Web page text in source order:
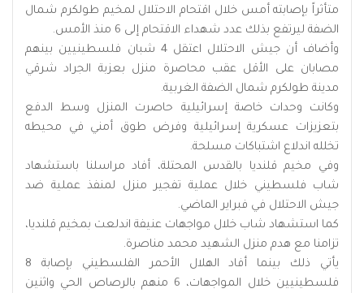
متأثراً بإصابته أمس خلال اقتحام الاحتلال لمخيم طولكرم شمال
الضفة ليرتفع بذلك عدد شهداء الاقتحام إلى 6 منذ الأمس.
وأضاف أن جيش الاحتلال اعتقل 4 شبان فلسطينيين بينهم
مصابان على الأقل عقب محاصرة منزل بعزبة الجراد شرقي
مدينة طولكرم شمال الضفة الغربية.
وكانت وحدات خاصة إسرائيلية حاصرت المنزل وسط الدفع
بتعزيزات عسكرية إسرائيلية وفرض طوق أمني في محيطه
تخلله اندلاع اشتباكات مسلحة.
وفي مخيم قلنديا بالقدس المحتلة، أفاد مراسلنا باستشهاد
شاب فلسطيني خلال عملية تفجير منزل لمنفذ عملية ضد
جيش الاحتلال في فبراير الماضي.
كما استشهاد شاب خلال مواجهات عنيفة اندلعت بمخيم قلنديا،
تزامنا مع هدم منزل الشهيد محمد مناصرة.
يأتي ذلك بينما أفاد الهلال الأحمر الفلسطيني بإصابة 8
فلسطينيين خلال المواجهات، 6 منهم بالرصاص الحي واثنين